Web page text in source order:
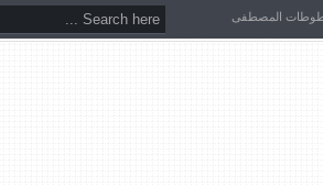
المصطفى